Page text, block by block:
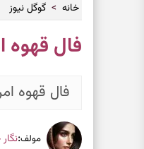
خانه گوگل نیوز
فال قهوه
فال قهوه
مولف: